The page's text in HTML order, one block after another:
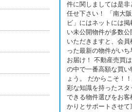
件に関しましては是非
任せ下さい！ 「南大
ビ」にはネットには
い未公開物件が多数
いただきますと、会員
った最新の物件がい
お届け！ 不動産売買
の中で一番高額な買い
ょう。 だからこそ！
彩な知識を持ったスタ
できる物件選びをお客
かりとサポートさせ